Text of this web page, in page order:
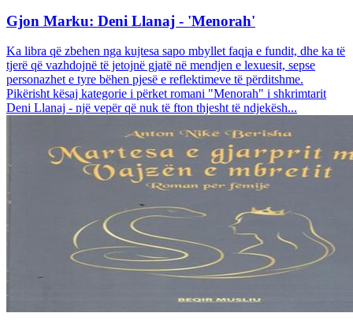
Gjon Marku: Deni Llanaj - 'Menorah'
Ka libra që zbehen nga kujtesa sapo mbyllet faqja e fundit, dhe ka të
tjerë që vazhdojnë të jetojnë gjatë në mendjen e lexuesit, sepse
personazhet e tyre bëhen pjesë e reflektimeve të përditshme.
Pikërisht kësaj kategorie i përket romani "Menorah" i shkrimtarit
Deni Llanaj - një vepër që nuk të fton thjesht të ndjekësh...